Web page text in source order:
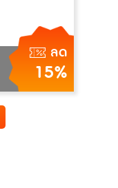
ลด
15%